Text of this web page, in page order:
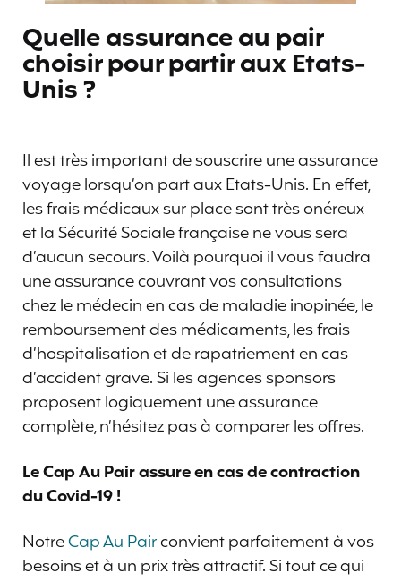
Quelle assurance au pair
choisir pour partir aux Etats-
Unis ?
Il esttrès importantde souscrire une assurance
voyage lorsqu’on part aux Etats-Unis. En effet,
les frais médicaux sur place sont très onéreux
et la Sécurité Sociale française ne vous sera
d’aucun secours. Voilà pourquoi il vous faudra
une assurance couvrant vos consultations
chez le médecin en cas de maladie inopinée, le
remboursement des médicaments, les frais
d’hospitalisation et de rapatriement en cas
d’accident grave. Si les agences sponsors
proposent logiquement une assurance
complète, n’hésitez pas à comparer les offres.
Le Cap Au Pair assure en cas de contraction
du Covid-19 !
NotreCap Au Pairconvient parfaitement à vos
besoins et à un prix très attractif. Si tout ce qui